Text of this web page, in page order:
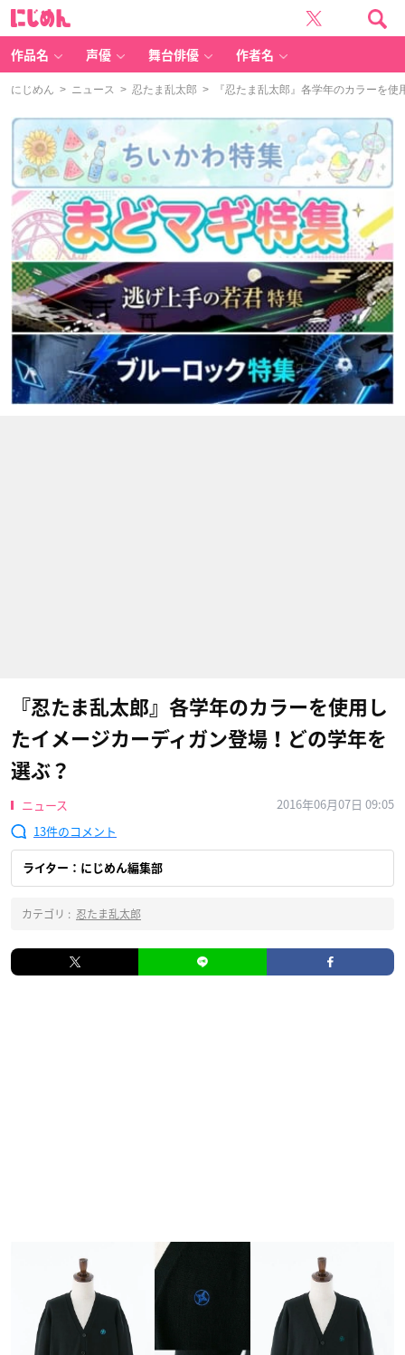
作品名 声優 舞台俳優 作者名
にじめん > ニュース > 忍たま乱太郎 > 『忍たま乱太郎』各学年のカラーを使
『忍たま乱太郎』各学年のカラーを使用し
たイメージカーディガン登場！どの学年を
選ぶ？
ニュース
2016年06月07日 09:05
13
ライター：にじめん編集部
カテゴリ : 忍たま乱太郎